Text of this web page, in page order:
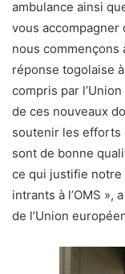
ambulance ainsi
vous accompagner
nous commençons
réponse togolaise
compris par
de ces nouveaux
soutenir les efforts
sont de bonne
ce qui justifie notre
intrants à l’OMS »,
de l’Union